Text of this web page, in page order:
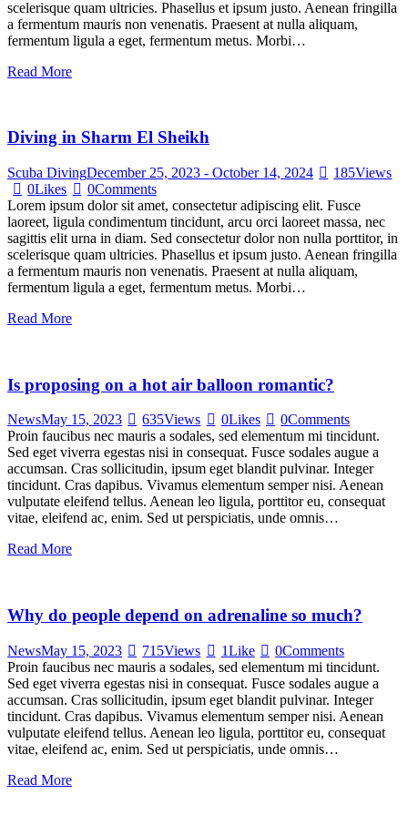
scelerisque quam ultricies. Phasellus et ipsum justo. Aenean fringilla
a fermentum mauris non venenatis. Praesent at nulla aliquam,
fermentum ligula a eget, fermentum metus. Morbi…
Read More
Diving in Sharm El Sheikh
Scuba DivingDecember 25, 2023 - October 14, 2024 185Views
0Likes 0Comments
Lorem ipsum dolor sit amet, consectetur adipiscing elit. Fusce
laoreet, ligula condimentum tincidunt, arcu orci laoreet massa, nec
sagittis elit urna in diam. Sed consectetur dolor non nulla porttitor, in
scelerisque quam ultricies. Phasellus et ipsum justo. Aenean fringilla
a fermentum mauris non venenatis. Praesent at nulla aliquam,
fermentum ligula a eget, fermentum metus. Morbi…
Read More
Is proposing on a hot air balloon romantic?
NewsMay 15, 2023 635Views 0Likes 0Comments
Proin faucibus nec mauris a sodales, sed elementum mi tincidunt.
Sed eget viverra egestas nisi in consequat. Fusce sodales augue a
accumsan. Cras sollicitudin, ipsum eget blandit pulvinar. Integer
tincidunt. Cras dapibus. Vivamus elementum semper nisi. Aenean
vulputate eleifend tellus. Aenean leo ligula, porttitor eu, consequat
vitae, eleifend ac, enim. Sed ut perspiciatis, unde omnis…
Read More
Why do people depend on adrenaline so much?
NewsMay 15, 2023 715Views 1Like 0Comments
Proin faucibus nec mauris a sodales, sed elementum mi tincidunt.
Sed eget viverra egestas nisi in consequat. Fusce sodales augue a
accumsan. Cras sollicitudin, ipsum eget blandit pulvinar. Integer
tincidunt. Cras dapibus. Vivamus elementum semper nisi. Aenean
vulputate eleifend tellus. Aenean leo ligula, porttitor eu, consequat
vitae, eleifend ac, enim. Sed ut perspiciatis, unde omnis…
Read More